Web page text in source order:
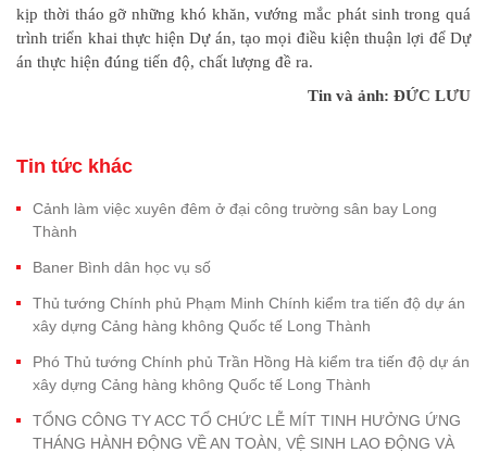
kịp thời tháo gỡ những khó khăn, vướng mắc phát sinh trong quá
trình triển khai thực hiện Dự án, tạo mọi điều kiện thuận lợi để Dự
án thực hiện đúng tiến độ, chất lượng đề ra.
Tin và ảnh: ĐỨC LƯU
Tin tức khác
Cảnh làm việc xuyên đêm ở đại công trường sân bay Long
Thành
Baner Bình dân học vụ số
Thủ tướng Chính phủ Phạm Minh Chính kiểm tra tiến độ dự án
xây dựng Cảng hàng không Quốc tế Long Thành
Phó Thủ tướng Chính phủ Trần Hồng Hà kiểm tra tiến độ dự án
xây dựng Cảng hàng không Quốc tế Long Thành
TỔNG CÔNG TY ACC TỔ CHỨC LỄ MÍT TINH HƯỞNG ỨNG
THÁNG HÀNH ĐỘNG VỀ AN TOÀN, VỆ SINH LAO ĐỘNG VÀ